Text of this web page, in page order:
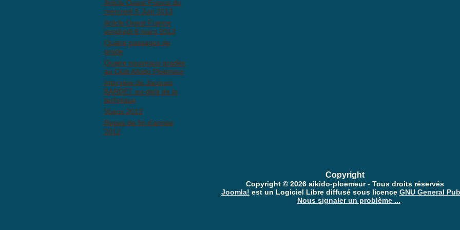
Article Ouest France du
mercredi 5 Juin 2013
Article Ouest France
vendredi 8 mars 2013
Quatre passages de
grade
Quatre nouveaux gradés
au Club Aïkido Ploemeur
Interview de Jacques
BARDET au-delà de la
technique
Voeux 2013
Repas de fin d'année
2012
Copyright
Copyright © 2026 aikido-ploemeur - Tous droits réservés
Joomla! est un Logiciel Libre diffusé sous licence GNU General
Nous signaler un problème ...